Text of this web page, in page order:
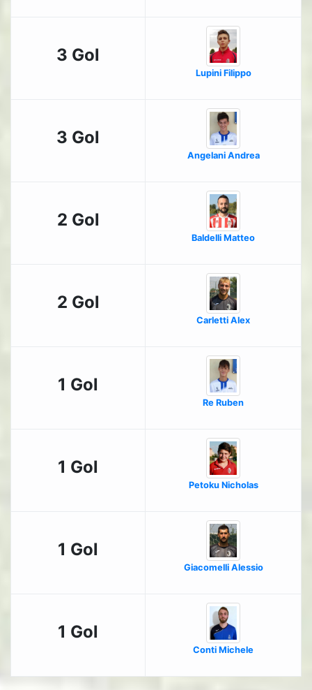
3 Gol
Lupini Filippo
3 Gol
Angelani Andrea
2 Gol
Baldelli Matteo
2 Gol
Carletti Alex
1 Gol
Re Ruben
1 Gol
Petoku Nicholas
1 Gol
Giacomelli Alessio
1 Gol
Conti Michele